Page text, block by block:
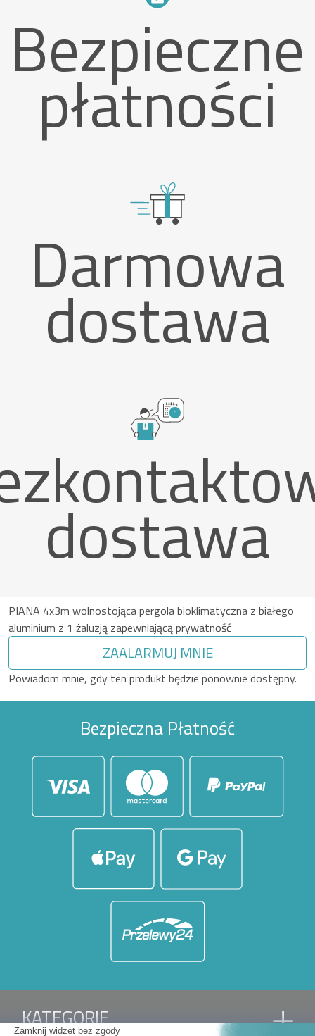
Bezpieczne
płatności
Darmowa
dostawa
dostawa
PIANA 4x3m wolnostojąca pergola bioklimatyczna z białego
aluminium z 1 żaluzją zapewniającą prywatność
ZAALARMUJ MNIE
Powiadom mnie, gdy ten produkt będzie ponownie dostępny.
Bezpieczna Płatność
KATEGORIE